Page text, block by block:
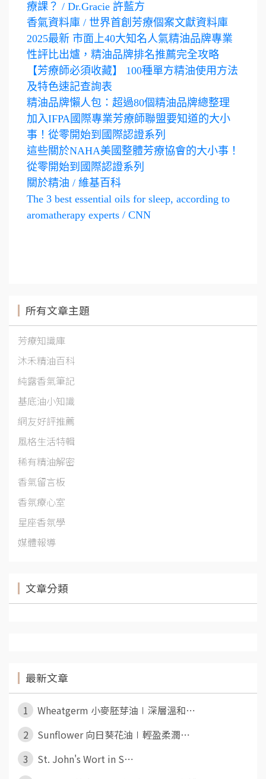
療課？ / Dr.Gracie 許藍方
香氣資料庫 / 世界首創芳療個案文獻資料庫
2025最新 市面上40大知名人氣精油品牌專業
性評比出爐，精油品牌排名推薦完全攻略
【芳療師必須收藏】 100種單方精油使用方法
及特色速記查詢表
精油品牌懶人包：超過80個精油品牌總整理
加入IFPA國際專業芳療師聯盟要知道的大小
事！從零開始到國際認證系列
這些關於NAHA美國整體芳療協會的大小事！
從零開始到國際認證系列
關於精油 / 維基百科
The 3 best essential oils for sleep, according to
aromatherapy experts / CNN
所有文章主題
芳療知識庫
沐禾精油百科
純露香氣筆記
基底油小知識
網友好評推薦
風格生活特輯
稀有精油解密
香氣留言板
香氛療心室
星座香氛學
媒體報導
文章分類
最新文章
1
Wheatgerm 小麥胚芽油∣深層溫和⋯
2
Sunflower 向日葵花油∣輕盈柔潤⋯
3
St. John's Wort in S⋯